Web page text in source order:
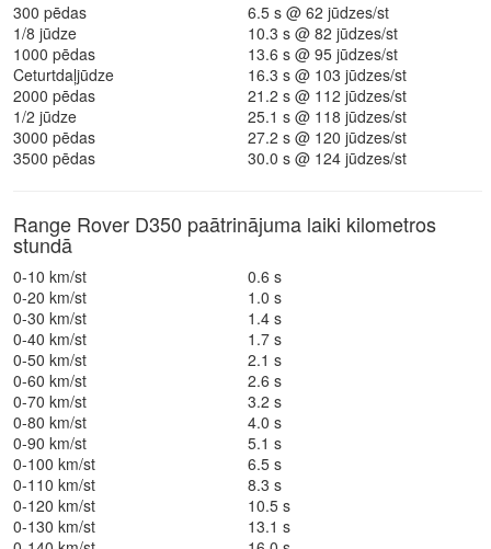
300 pēdas
6.5 s @ 62 jūdzes/st
1/8 jūdze
10.3 s @ 82 jūdzes/st
1000 pēdas
13.6 s @ 95 jūdzes/st
Ceturtdaļjūdze
16.3 s @ 103 jūdzes/st
2000 pēdas
21.2 s @ 112 jūdzes/st
1/2 jūdze
25.1 s @ 118 jūdzes/st
3000 pēdas
27.2 s @ 120 jūdzes/st
3500 pēdas
30.0 s @ 124 jūdzes/st
Range Rover D350 paātrinājuma laiki kilometros
stundā
0-10 km/st
0.6 s
0-20 km/st
1.0 s
0-30 km/st
1.4 s
0-40 km/st
1.7 s
0-50 km/st
2.1 s
0-60 km/st
2.6 s
0-70 km/st
3.2 s
0-80 km/st
4.0 s
0-90 km/st
5.1 s
0-100 km/st
6.5 s
0-110 km/st
8.3 s
0-120 km/st
10.5 s
0-130 km/st
13.1 s